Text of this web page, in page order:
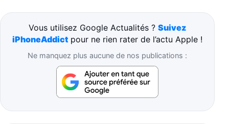
Vous utilisez Google Actualités ? Suivez
iPhoneAddict pour ne rien rater de l’actu Apple !
Ne manquez plus aucune de nos publications :